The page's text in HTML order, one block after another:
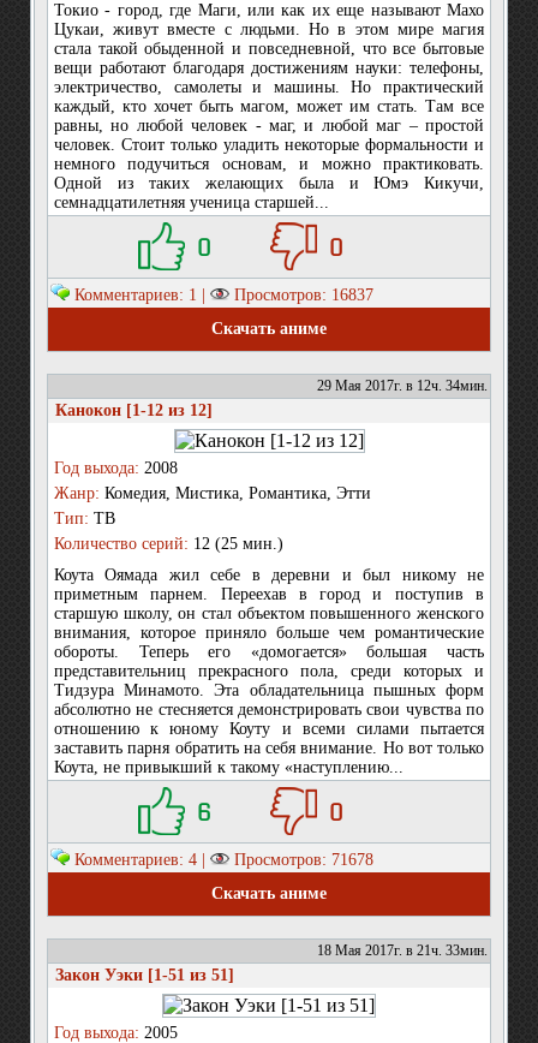
Токио - город, где Маги, или как их еще называют Махо
Цукаи, живут вместе с людьми. Но в этом мире магия
стала такой обыденной и повседневной, что все бытовые
вещи работают благодаря достижениям науки: телефоны,
электричество, самолеты и машины. Но практический
каждый, кто хочет быть магом, может им стать. Там все
равны, но любой человек - маг, и любой маг – простой
человек. Стоит только уладить некоторые формальности и
немного подучиться основам, и можно практиковать.
Одной из таких желающих была и Юмэ Кикучи,
семнадцатилетняя ученица старшей...
0 0
Комментариев: 1 |
Просмотров: 16837
Скачать аниме
29 Мая 2017г. в 12ч. 34мин.
Канокон [1-12 из 12]
Год выхода: 2008
Жанр: Комедия, Мистика, Романтика, Этти
Тип: ТВ
Количество серий: 12 (25 мин.)
Коута Оямада жил себе в деревни и был никому не
приметным парнем. Переехав в город и поступив в
старшую школу, он стал объектом повышенного женского
внимания, которое приняло больше чем романтические
обороты. Теперь его «домогается» большая часть
представительниц прекрасного пола, среди которых и
Тидзура Минамото. Эта обладательница пышных форм
абсолютно не стесняется демонстрировать свои чувства по
отношению к юному Коуту и всеми силами пытается
заставить парня обратить на себя внимание. Но вот только
Коута, не привыкший к такому «наступлению...
6 0
Комментариев: 4 |
Просмотров: 71678
Скачать аниме
18 Мая 2017г. в 21ч. 33мин.
Закон Уэки [1-51 из 51]
Год выхода: 2005